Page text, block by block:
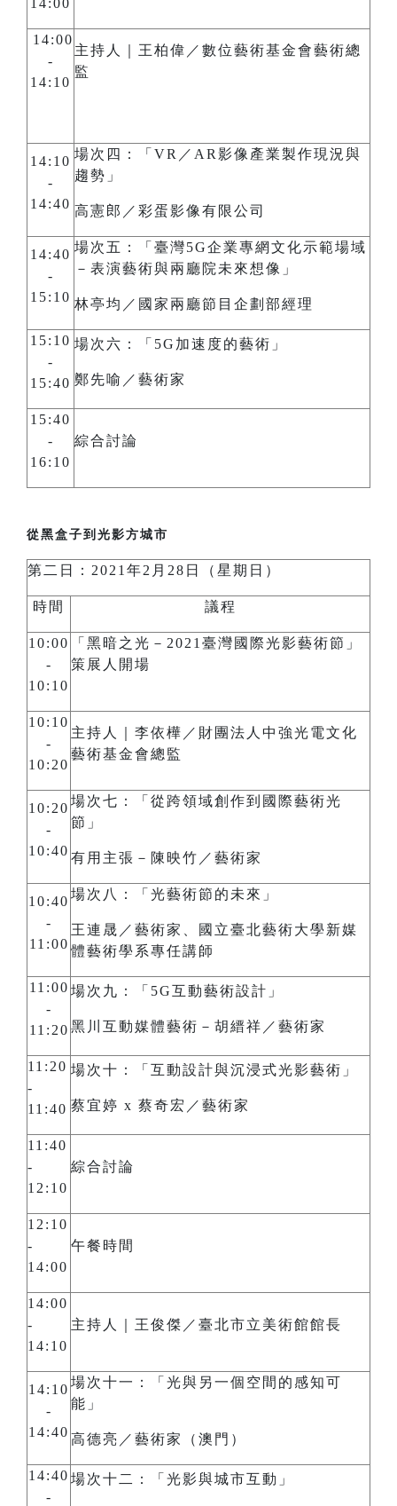
14:00
14:00
-
14:10
主持人｜王柏偉／數位藝術基金會藝術總
監
14:10
-
14:40
場次四：「VR／AR影像產業製作現況與
趨勢」
高憲郎／彩蛋影像有限公司
14:40
-
15:10
場次五：「臺灣5G企業專網文化示範場域
－表演藝術與兩廳院未來想像」
林亭均／國家兩廳節目企劃部經理
15:10
-
15:40
場次六：「5G加速度的藝術」
鄭先喻／藝術家
15:40
-
16:10
綜合討論
從黑盒子到光影方城市
第二日：2021年2月28日（星期日）
時間 議程
10:00
-
10:10
「黑暗之光－2021臺灣國際光影藝術節」
策展人開場
10:10
-
10:20
主持人｜李依樺／財團法人中強光電文化
藝術基金會總監
10:20
-
10:40
場次七：「從跨領域創作到國際藝術光
節」
有用主張－陳映竹／藝術家
10:40
-
11:00
場次八：「光藝術節的未來」
王連晟／藝術家、國立臺北藝術大學新媒
體藝術學系專任講師
11:00
-
11:20
場次九：「5G互動藝術設計」
黑川互動媒體藝術－胡縉祥／藝術家
11:20
-
11:40
場次十：「互動設計與沉浸式光影藝術」
蔡宜婷 x 蔡奇宏／藝術家
11:40
-
12:10
綜合討論
12:10
-
14:00
午餐時間
14:00
-
14:10
主持人｜王俊傑／臺北市立美術館館長
14:10
-
14:40
場次十一：「光與另一個空間的感知可
能」
高德亮／藝術家（澳門）
14:40
-
場次十二：「光影與城市互動」